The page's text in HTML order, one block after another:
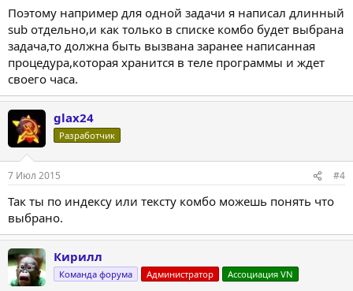
Поэтому например для одной задачи я написал длинный
sub отдельно,и как только в списке комбо будет выбрана
задача,то должна быть вызвана заранее написанная
процедура,которая хранится в теле программы и ждет
своего часа.
glax24
Разработчик
7 Июл 2015 #4
Так ты по индексу или тексту комбо можешь понять что
выбрано.
Кирилл
Команда форума Администратор Ассоциация VN